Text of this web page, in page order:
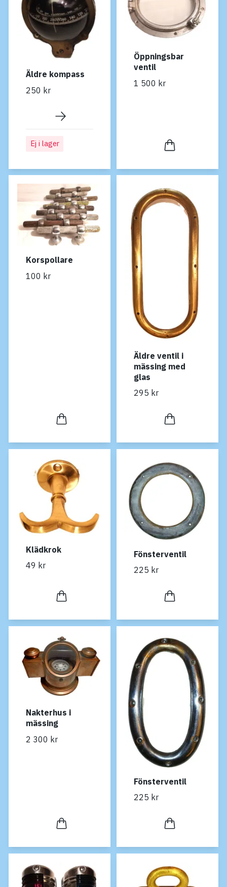
Äldre kompass
250 kr
Ej i lager
Öppningsbar
ventil
1 500 kr
Korspollare
100 kr
Äldre ventil i
mässing med
glas
295 kr
Klädkrok
49 kr
Fönsterventil
225 kr
Nakterhus i
mässing
2 300 kr
Fönsterventil
225 kr